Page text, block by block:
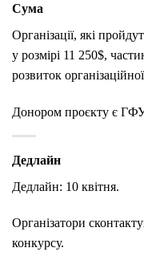
Сума
Організації, які
у розмірі 11 250$,
розвиток
Донором проєкту є
Дедлайн
Дедлайн: 10 квітня.
Організатори
конкурсу.